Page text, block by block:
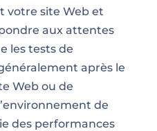
votre site Web et
aux attentes
les tests de
après le
Web ou de
de
des performances